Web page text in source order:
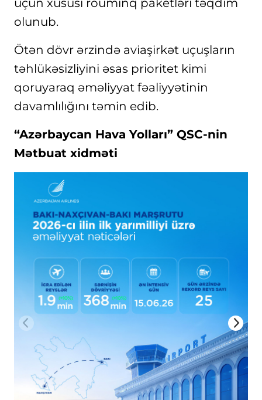
üçün xüsusi rouminq paketləri təqdim
olunub.
Ötən dövr ərzində aviaşirkət uçuşların
təhlükəsizliyini əsas prioritet kimi
qoruyaraq əməliyyat fəaliyyətinin
davamlılığını təmin edib.
“Azərbaycan Hava Yolları” QSC-nin
Mətbuat xidməti